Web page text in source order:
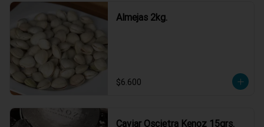
Almejas 2kg.
$6.600
Caviar Oscietra Kenoz 15grs.